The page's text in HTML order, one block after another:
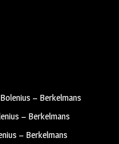
– Berkelmans
– Berkelmans
– Berkelmans